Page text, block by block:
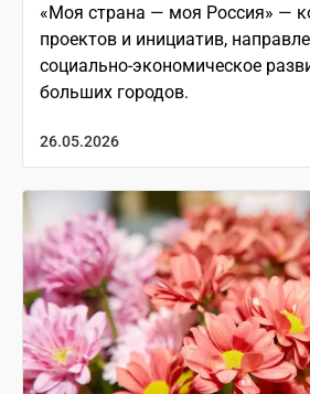
«Моя страна — моя Россия» —
проектов и инициатив,
социально-экономическое
больших городов.
26.05.2026